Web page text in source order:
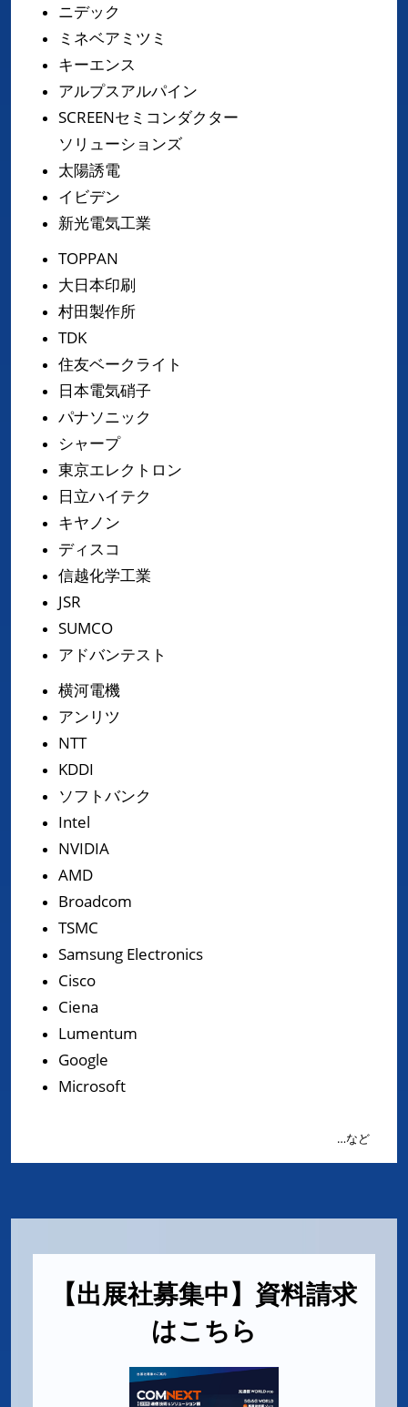
ニデック
ミネベアミツミ
キーエンス
アルプスアルパイン
SCREENセミコンダクター
ソリューションズ
太陽誘電
イビデン
新光電気工業
TOPPAN
大日本印刷
村田製作所
TDK
住友ベークライト
日本電気硝子
パナソニック
シャープ
東京エレクトロン
日立ハイテク
キヤノン
ディスコ
信越化学工業
JSR
SUMCO
アドバンテスト
横河電機
アンリツ
NTT
KDDI
ソフトバンク
Intel
NVIDIA
AMD
Broadcom
TSMC
Samsung Electronics
Cisco
Ciena
Lumentum
Google
Microsoft
…など
【出展社募集中】資料請求
はこちら